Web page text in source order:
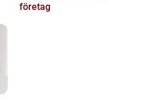
företag